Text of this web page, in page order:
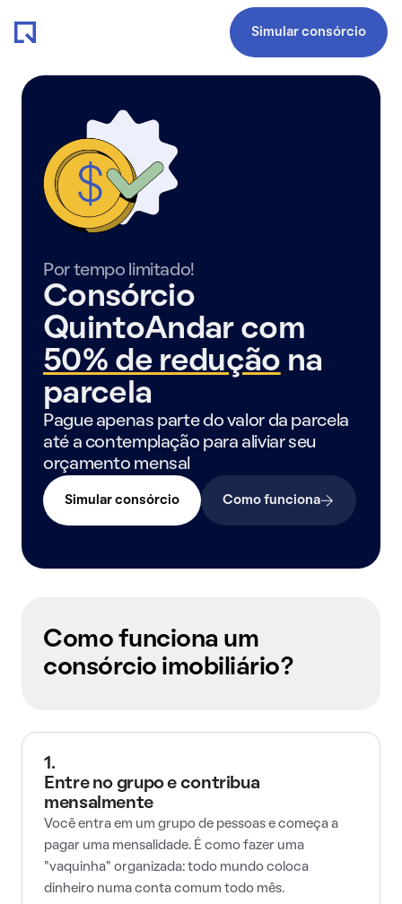
Simular consórcio
Por tempo limitado!
Consórcio
QuintoAndar com
50% de redução na
parcela
Pague apenas parte do valor da parcela
até a contemplação para aliviar seu
orçamento mensal
Simular consórcio Como funciona
Como funciona um
consórcio imobiliário?
1.
Entre no grupo e contribua
mensalmente
Você entra em um grupo de pessoas e começa a
pagar uma mensalidade. É como fazer uma
"vaquinha" organizada: todo mundo coloca
dinheiro numa conta comum todo mês.